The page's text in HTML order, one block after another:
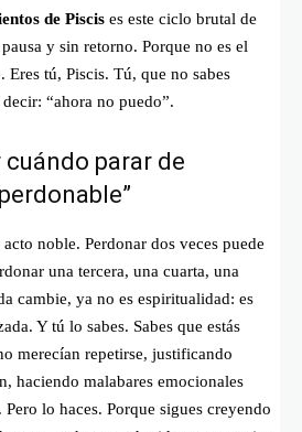
de Piscis es este ciclo brutal de
y sin retorno. Porque no es el
tú, Piscis. Tú, que no sabes
“ahora no puedo”.
cuándo parar de
noble. Perdonar dos veces puede
una tercera, una cuarta, una
cambie, ya no es espiritualidad: es
Y tú lo sabes. Sabes que estás
merecían repetirse, justificando
haciendo malabares emocionales
lo haces. Porque sigues creyendo